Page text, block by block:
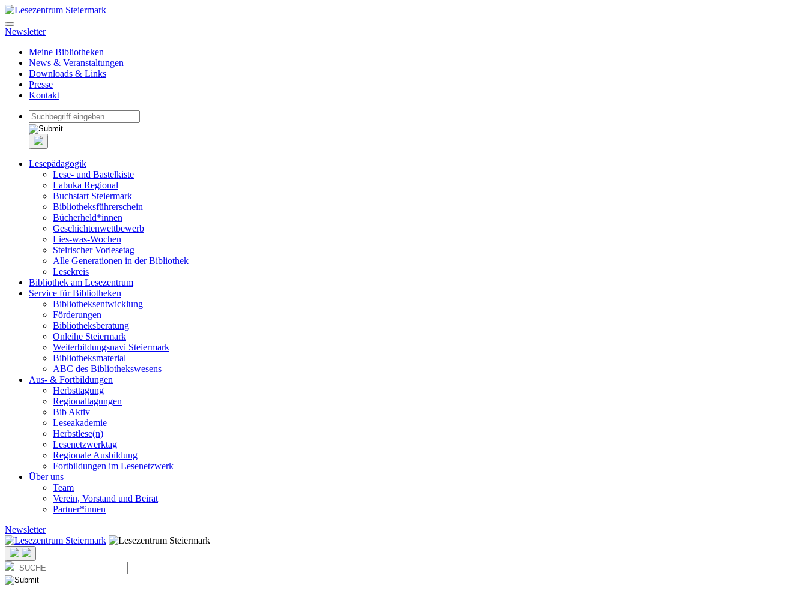
Newsletter
Meine Bibliotheken
News & Veranstaltungen
Downloads & Links
Presse
Kontakt
Lesepädagogik
Lese- und Bastelkiste
Labuka Regional
Buchstart Steiermark
Bibliotheksführerschein
Bücherheld*innen
Geschichtenwettbewerb
Lies-was-Wochen
Steirischer Vorlesetag
Alle Generationen in der Bibliothek
Lesekreis
Bibliothek am Lesezentrum
Service für Bibliotheken
Bibliotheksentwicklung
Förderungen
Bibliotheksberatung
Onleihe Steiermark
Weiterbildungsnavi Steiermark
Bibliotheksmaterial
ABC des Bibliothekswesens
Aus- & Fortbildungen
Herbsttagung
Regionaltagungen
Bib Aktiv
Leseakademie
Herbstlese(n)
Lesenetzwerktag
Regionale Ausbildung
Fortbildungen im Lesenetzwerk
Über uns
Team
Verein, Vorstand und Beirat
Partner*innen
Newsletter